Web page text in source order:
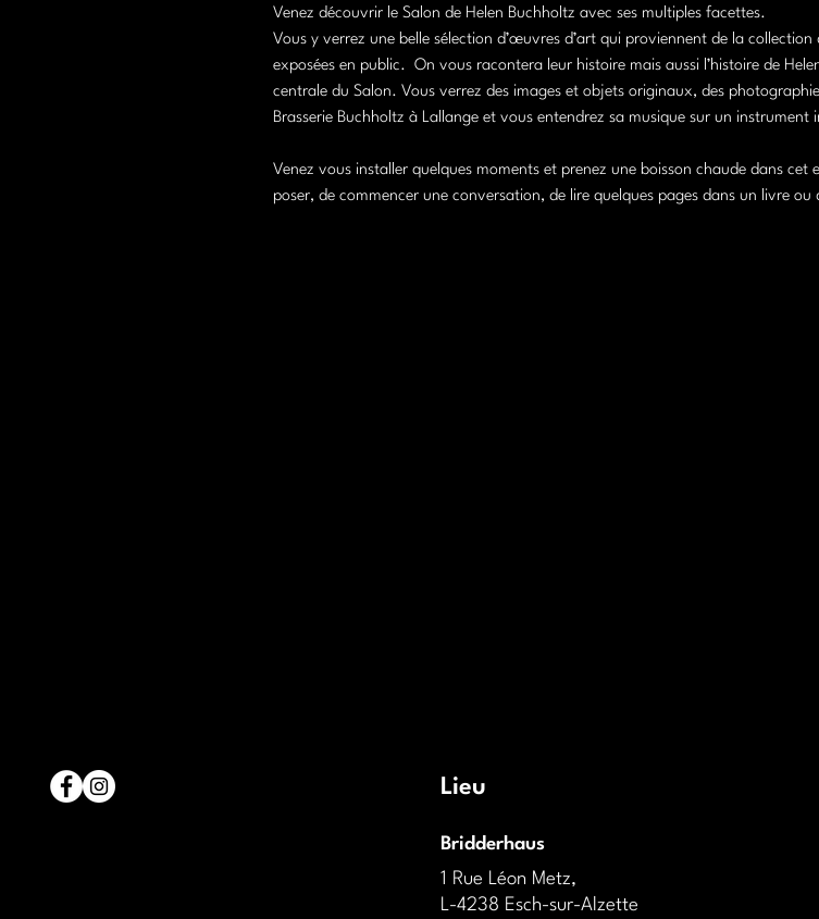
Venez découvrir le Salon de Helen Buchholtz avec ses multiples facettes.
Vous y verrez une belle sélection d’œuvres d’art qui proviennent de la
exposées en public.  On vous racontera leur histoire mais aussi l’histoire de
centrale du Salon. Vous verrez des images et objets originaux, des
Brasserie Buchholtz à Lallange et vous entendrez sa musique sur un instrument
Venez vous installer quelques moments et prenez une boisson chaude dans cet
poser, de commencer une conversation, de lire quelques pages dans un livre
Lieu
Bridderhaus
1 Rue Léon Metz,
L-4238 Esch-sur-Alzette